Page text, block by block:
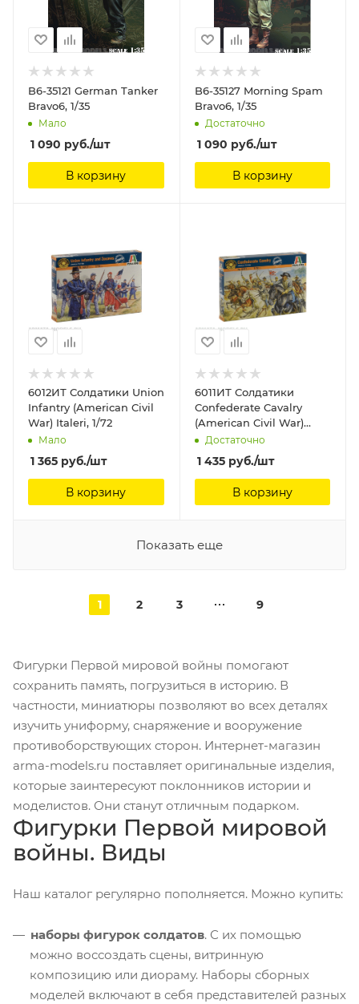
B6-35121 German Tanker
Bravo6, 1/35
Мало
1 090 руб./шт
В корзину
B6-35127 Morning Spam
Bravo6, 1/35
Достаточно
1 090 руб./шт
В корзину
6012ИТ Солдатики Union
Infantry (American Civil
War) Italeri, 1/72
Мало
1 365 руб./шт
В корзину
6011ИТ Солдатики
Confederate Cavalry
(American Civil War)
Italeri, 1/72
Достаточно
1 435руб./шт
В корзину
Показать еще
1 2 3 9
Фигурки Первой мировой войны помогают
сохранить память, погрузиться в историю. В
частности, миниатюры позволяют во всех деталях
изучить униформу, снаряжение и вооружение
противоборствующих сторон. Интернет-магазин
arma-models.ru поставляет оригинальные изделия,
которые заинтересуют поклонников истории и
моделистов. Они станут отличным подарком.
Фигурки Первой мировой
войны. Виды
Наш каталог регулярно пополняется. Можно купить:
наборы фигурок солдатов. С их помощью
можно воссоздать сцены, витринную
композицию или диораму. Наборы сборных
моделей включают в себя представителей разных